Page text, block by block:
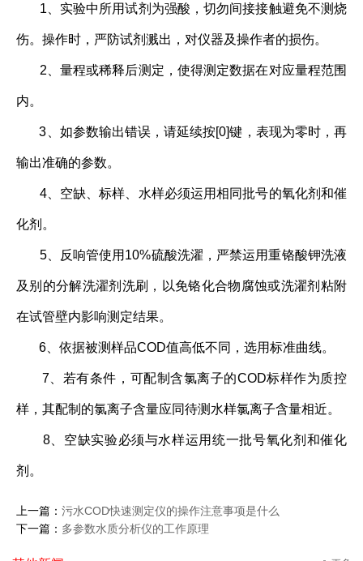
1、实验中所用试剂为强酸，切勿间接接触避免不测烧
伤。操作时，严防试剂溅出，对仪器及操作者的损伤。
2、量程或稀释后测定，使得测定数据在对应量程范围
内。
3、如参数输出错误，请延续按[0]键，表现为零时，再
输出准确的参数。
4、空缺、标样、水样必须运用相同批号的氧化剂和催
化剂。
5、反响管使用10%硫酸洗濯，严禁运用重铬酸钾洗液
及别的分解洗濯剂洗刷，以免铬化合物腐蚀或洗濯剂粘附
在试管壁内影响测定结果。
6、依据被测样品COD值高低不同，选用标准曲线。
7、若有条件，可配制含氯离子的COD标样作为质控
样，其配制的氯离子含量应同待测水样氯离子含量相近。
8、空缺实验必须与水样运用统一批号氧化剂和催化
剂。
上一篇： 污水COD快速测定仪的操作注意事项是什么
下一篇： 多参数水质分析仪的工作原理